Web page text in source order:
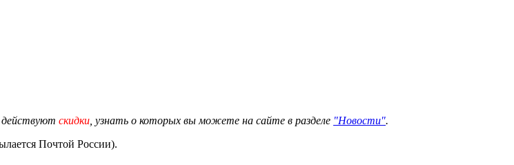
действуют скидки , узнать о которых вы можете на сайте в разделе "Новости".
Почтой России).